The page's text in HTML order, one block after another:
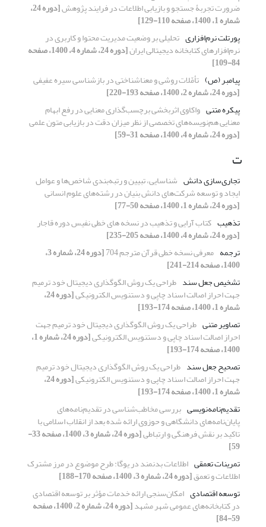
ضرورت تجربۀ جستجو و بازیابی اطلاعات در فرایند پژوهش [دوره 24،
شماره 1، 1400، صفحه 110-129]
پورتلت نرم‌افزاری تحلیلی بر وضعیت مدیریت محتوا و کاربری در
نرم‌افزارهای کتابخانه دیجیتالی ایران [دوره 24، شماره 4، 1400، صفحه
84-109]
پیامبر (ص) تأمّلات روشی و معناشناختی در بازشناسی سیره عفیفی
[دوره 24، شماره 2، 1400، صفحه 193-220]
پیکره متنی واکاوی اثربخشی برچسب‌گذاری معنایی در رفع ابهام
معنایی هم‌نویسه‌های تخصصی از نظر میزان دقت در بازیابی متون علمی
[دوره 24، شماره 4، 1400، صفحه 31-59]
ت
تجاری‌سازی دانش شناسایی، تبیین و رتبه‌بندی شاخص‌ها و عوامل
ایجاد و توسعه شرکت‌های دانش بنیان در رشته‌های علوم انسانی
[دوره 24، شماره 1، 1400، صفحه 50-77]
تذهیب کتاب آرایی و تذهیب در نسخه های خطی نفیس دوره قاجار
[دوره 24، شماره 4، 1400، صفحه 205-235]
ترجمه معرفی نسخه خطی قرآن مترجم 704 [دوره 24، شماره 3،
1400، صفحه 214-241]
تشخیص جعل سند طراحی یک روش الگوگذاری دیجیتال خود ترمیم
جهت احراز اصالت اسناد چاپی و دستنویس الکترونیکی [دوره 24،
شماره 1، 1400، صفحه 174-193]
تصاویر متنی طراحی یک روش الگوگذاری دیجیتال خود ترمیم جهت
احراز اصالت اسناد چاپی و دستنویس الکترونیکی [دوره 24، شماره 1،
1400، صفحه 174-193]
تصحیح جعل سند طراحی یک روش الگوگذاری دیجیتال خود ترمیم
جهت احراز اصالت اسناد چاپی و دستنویس الکترونیکی [دوره 24،
شماره 1، 1400، صفحه 174-193]
تقدیم‌نامه‌نویسی بررسی مخاطب‌شناسی در تقدیم‌نامه‌های
پایان‌نامه‌های دانشگاهی و حوزوی ارائه شده بعد از انقلاب اسلامی با
تاکید بر نقش فرهنگی و ارتباطی [دوره 24، شماره 3، 1400، صفحه 33-
59]
تمرینات تعمقی اطلاعات بدنمند در یوگا: طرح موضوع در مرز مشترک
اطلاعات و تعمق[دوره 24، شماره 3، 1400، صفحه 170-188]
توسعه اقتصادی امکان‌سنجی ارائه خدمات مؤثر بر توسعه اقتصادی
در کتابخانه‌های عمومی شهر مشهد [دوره 24، شماره 2، 1400، صفحه
59-84]